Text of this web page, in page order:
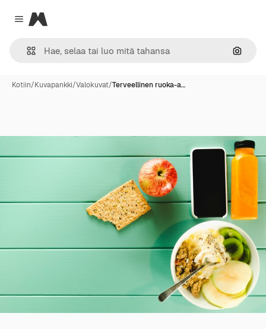
Close menu
Magnific
Hae
Kotiin/Kuvapankki/Valokuvat/Terveellinen ruoka-a…